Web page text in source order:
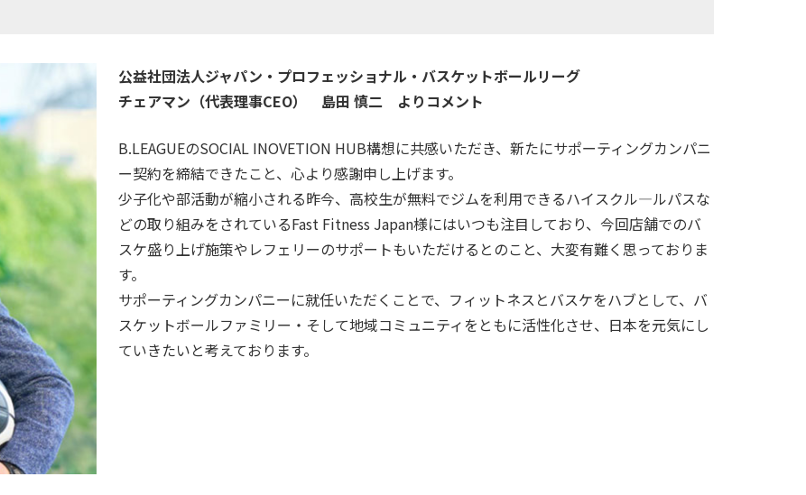
公益社団法人ジャパン・プロフェッショナル・バスケットボールリーグ
チェアマン（代表理事CEO） 島田 慎二 よりコメント
B.LEAGUEのSOCIAL INOVETION HUB構想に共感いただき、新たにサポーティングカンパニ
ー契約を締結できたこと、心より感謝申し上げます。
少子化や部活動が縮小される昨今、高校生が無料でジムを利用できるハイスクル―ルパスな
どの取り組みをされているFast Fitness Japan様にはいつも注目しており、今回店舗でのバ
スケ盛り上げ施策やレフェリーのサポートもいただけるとのこと、大変有難く思っておりま
す。
サポーティングカンパニーに就任いただくことで、フィットネスとバスケをハブとして、バ
スケットボールファミリー・そして地域コミュニティをともに活性化させ、日本を元気にし
ていきたいと考えております。